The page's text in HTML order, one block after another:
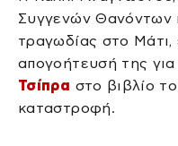
Συγγενών Θανόντων
τραγωδίας στο
απογοήτευσή της
Τσίπρα στο βιβλίο
καταστροφή.